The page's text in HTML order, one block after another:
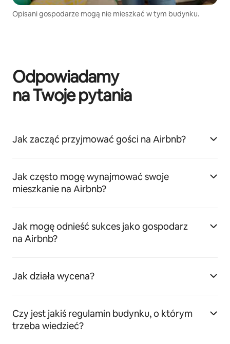
Opisani gospodarze mogą nie mieszkać w tym budynku.
Odpowiadamy
na Twoje pytania
Jak zacząć przyjmować gości na Airbnb?
Jak często mogę wynajmować swoje
mieszkanie na Airbnb?
Jak mogę odnieść sukces jako gospodarz
na Airbnb?
Jak działa wycena?
Czy jest jakiś regulamin budynku, o którym
trzeba wiedzieć?